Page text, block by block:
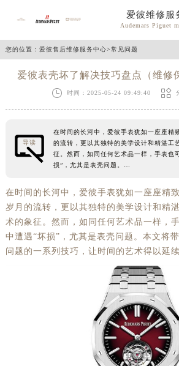
爱彼维修服
Audemars Piguet
您的位置： 爱彼售后维修服务中心>常见问题
爱彼表壳坏了解决技巧盘点（维修
 时间：2025-05-24 09:49:40 
导读
在时间的长河中，爱彼手表犹如一座座精
的流转，更以其独特的美学设计和精湛工
征。然而，如同任何艺术品一样，手表也
损”，尤其是表壳问题。…
在时间的长河中，爱彼手表犹如一座座精
岁月的流转，更以其独特的美学设计和精
术的象征。然而，如同任何艺术品一样，
中遭遇“坏损”，尤其是表壳问题。本文将
问题的一系列技巧，让时间的艺术得以延续